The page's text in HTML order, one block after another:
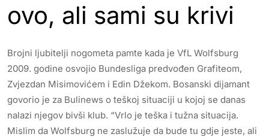
ovo, ali sami su krivi
Brojni ljubitelji nogometa pamte kada je VfL Wolfsburg
2009. godine osvojio Bundesliga predvođen Grafiteom,
Zvjezdan Misimovićem i Edin Džekom. Bosanski dijamant
govorio je za Bulinews o teškoj situaciji u kojoj se danas
nalazi njegov bivši klub. “Vrlo je teška i tužna situacija.
Mislim da Wolfsburg ne zaslužuje da bude tu gdje jeste, ali